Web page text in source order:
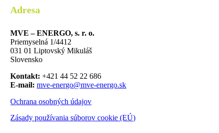
Adresa
MVE – ENERGO, s. r. o.
Priemyselná 1/4412
031 01 Liptovský Mikuláš
Slovensko
Kontakt:+421 44 52 22 686
E-mail: mve-energo@mve-energo.sk
Ochrana osobných údajov
Zásady používania súborov cookie (EÚ)